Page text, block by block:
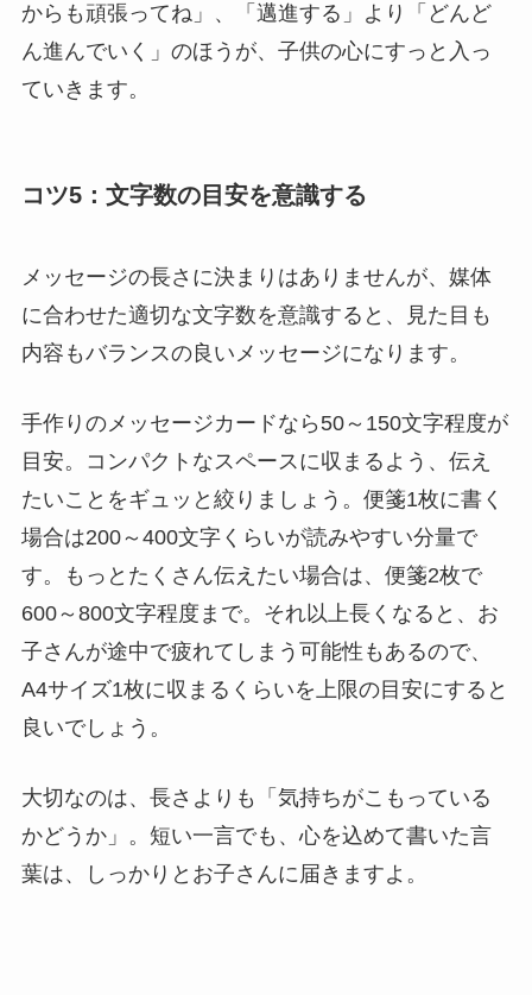
からも頑張ってね」、「邁進する」より「どんど
ん進んでいく」のほうが、子供の心にすっと入っ
ていきます。
コツ5：文字数の目安を意識する
メッセージの長さに決まりはありませんが、媒体
に合わせた適切な文字数を意識すると、見た目も
内容もバランスの良いメッセージになります。
手作りのメッセージカードなら50～150文字程度が
目安。コンパクトなスペースに収まるよう、伝え
たいことをギュッと絞りましょう。便箋1枚に書く
場合は200～400文字くらいが読みやすい分量で
す。もっとたくさん伝えたい場合は、便箋2枚で
600～800文字程度まで。それ以上長くなると、お
子さんが途中で疲れてしまう可能性もあるので、
A4サイズ1枚に収まるくらいを上限の目安にすると
良いでしょう。
大切なのは、長さよりも「気持ちがこもっている
かどうか」。短い一言でも、心を込めて書いた言
葉は、しっかりとお子さんに届きますよ。